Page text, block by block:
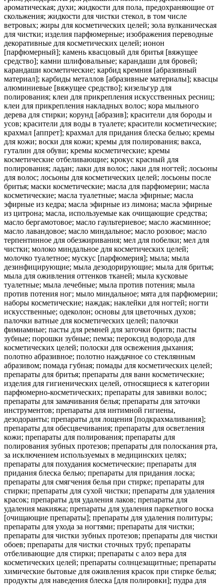
ароматическая; духи; жидкости для пола, предохраняющие от
скольжения; жидкости для чистки стекол, в том числе
ветровых; жиры для косметических целей; зола вулканическая
для чистки; изделия парфюмерные; изображения переводные
декоративные для косметических целей; ионон
[парфюмерный]; камень квасцовый для бритья [вяжущее
средство]; камни шлифовальные; карандаши для бровей;
карандаши косметические; карбид кремния [абразивный
материал]; карбиды металлов [абразивные материалы]; квасцы
алюминиевые [вяжущее средство]; кизельгур для
полирования; клеи для прикрепления искусственных ресниц;
клеи для прикрепления накладных волос; кора мыльного
дерева для стирки; корунд [абразив]; красители для бороды и
усов; красители для воды в туалете; красители косметические;
крахмал [аппрет]; крахмал для придания блеска белью; кремы
для кожи; воски для кожи; кремы для полирования; вакса,
гуталин для обуви; кремы косметические; кремы
косметические отбеливающие; крокус красный для
полирования; ладан; лаки для волос; лаки для ногтей; лосьоны
для волос; лосьоны для косметических целей; лосьоны после
бритья; маски косметические; масла для парфюмерии; масла
косметические; масла туалетные; масла эфирные; масла
эфирные из кедра; масла эфирные из лимона; масла эфирные
из цитрона; масла, используемые как очищающие средства;
масло бергамотовое; масло гаультериевое; масло жасминное;
масло лавандовое; масло миндальное; масло розовое; масло
терпентинное для обезжиривания; мел для побелки; мел для
чистки; молоко миндальное для косметических целей;
молочко туалетное; мускус [парфюмерия]; мыла; мыла
дезинфицирующие; мыла дезодорирующие; мыла для бритья;
мыла для оживления оттенков тканей; мыла кусковые
туалетные; мыла лечебные; мыла против потения; мыла
против потения ног; мыло миндальное; мята для парфюмерии;
наборы косметические; наждак; наклейки для ногтей; ногти
искусственные; одеколон; основы для цветочных духов;
палочки ватные для косметических целей; палочки
фимиамные; пасты для ремней для заточки бритв; пасты
зубные; порошки зубные; пемза; пероксид водорода для
косметических целей; полоски для освежения дыхания;
полотно абразивное; полотно наждачное со стеклянным
абразивом; помада губная; помады для косметических целей;
препараты для бритья; препараты для ванн косметические;
изделия для гигиенических целей, относящиеся к категории
парфюмерно-косметических; препараты для завивки волос;
препараты для замачивания белья; препараты для заточки
инструментов; препараты для интимной гигиены,
дезодоранты; препараты для лощения [подкрахмаливания];
препараты для обесцвечивания; препараты для осветления
кожи; препараты для полирования; препараты для
полирования зубных протезов; препараты для полоскания рта,
за исключением используемых в медицинских целях;
препараты для похудания косметические; препараты для
придания блеска белью; препараты для придания лоска;
препараты для смягчения белья при стирке; препараты для
стирки; препараты для сухой чистки; препараты для удаления
красок; препараты для удаления лаков; препараты для
удаления макияжа; препараты для удаления паркетного воска
[очищающие препараты]; препараты для удаления политуры;
препараты для ухода за ногтями; препараты для чистки;
препараты для чистки зубных протезов; препараты для чистки
обоев; препараты для чистки сточных труб; препараты
отбеливающие для стирки; препараты с алоэ вера для
косметических целей; препараты солнцезащитные; препараты
химические бытовые для оживления красок при стирке белья;
продукты для наведения блеска [для полировки]; пудра для